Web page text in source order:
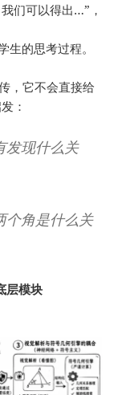
们可以得出…”，
生的思考过程。
，它不会直接给
：
发现什么关
个角是什么关
层模块